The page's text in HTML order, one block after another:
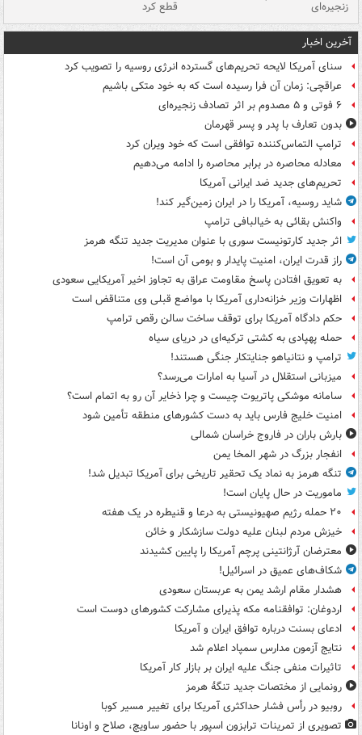
زنجیره‌ای قطع کرد
آخرین اخبار
سنای آمریکا لایحه تحریم‌های گسترده انرژی روسیه را تصویب کرد
عراقچی: زمان آن فرا رسیده است که به خود متکی باشیم
۶ فوتی و ۵ مصدوم بر اثر تصادف زنجیره‌ای
بدون تعارف با پدر و پسر قهرمان
ترامپ التماس‌کننده توافقی است که خود ویران کرد
معادله محاصره در برابر محاصره را ادامه می‌دهیم
تحریم‌های جدید ضد ایرانی آمریکا
شاید روسیه، آمریکا را در ایران زمین‌گیر کند!
واکنش بقائی به خیالبافی ترامپ
اثر جدید کارتونیست سوری با عنوان مدیریت جدید تنگه هرمز
راز قدرت ایران، امنیت پایدار و بومی آن است!
به تعویق افتادن پاسخ مقاومت عراق به تجاوز اخیر آمریکایی سعودی
اظهارات وزیر خزانه‌داری آمریکا با مواضع قبلی وی متناقض است
حکم دادگاه آمریکا برای توقف ساخت سالن رقص ترامپ
حمله پهپادی به کشتی ترکیه‌ای در دریای سیاه
ترامپ و نتانیاهو جنایتکار جنگی هستند!
میزبانی استقلال در آسیا به امارات می‌رسد؟
سامانه موشکی پاتریوت چیست و چرا ذخایر آن رو به اتمام است؟
امنیت خلیج فارس باید به دست کشورهای منطقه تأمین شود
بارش باران در فاروج خراسان شمالی
انفجار بزرگ در شهر المخا یمن
تنگه هرمز به نماد یک تحقیر تاریخی برای آمریکا تبدیل شد!
ماموریت در حال پایان است!
۲۰ حمله رژیم صهیونیستی به درعا و قنیطره در یک هفته
خیزش مردم لبنان علیه دولت سازشکار و خائن
معترضان آرژانتینی پرچم آمریکا را پایین کشیدند
شکاف‌های عمیق در اسرائیل!
هشدار مقام ارشد یمن به عربستان سعودی
اردوغان: توافقنامه مکه پذیرای مشارکت کشورهای دوست است
ادعای بسنت درباره توافق ایران و آمریکا
نتایج آزمون مدارس سمپاد اعلام شد
تاثیرات منفی جنگ علیه ایران بر بازار کار آمریکا
رونمایی از مختصات جدید تنگۀ هرمز
روبیو در رأس فشار حداکثری آمریکا برای تغییر مسیر کوبا
تصویری از تمرینات ترابزون اسپور با حضور ساویچ، صلاح و اونانا